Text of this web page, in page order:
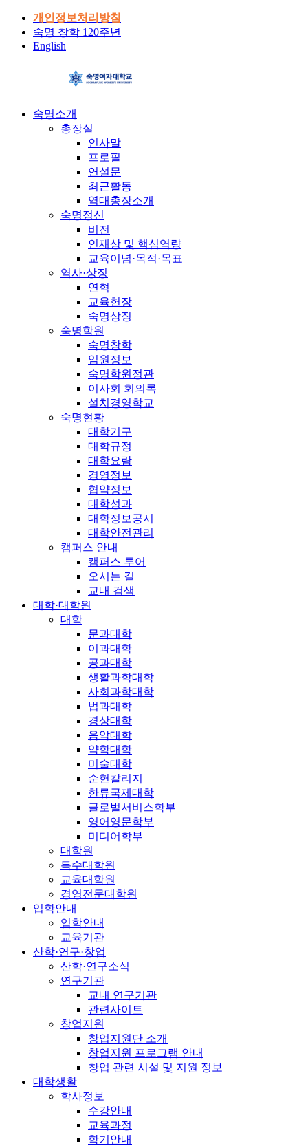
개인정보처리방침
숙명 창학 120주년
English
숙명소개
총장실
인사말
프로필
연설문
최근활동
역대총장소개
숙명정신
비전
인재상 및 핵심역량
교육이념·목적·목표
역사·상징
연혁
교육헌장
숙명상징
숙명학원
숙명창학
임원정보
숙명학원정관
이사회 회의록
설치경영학교
숙명현황
대학기구
대학규정
대학요람
경영정보
협약정보
대학성과
대학정보공시
대학안전관리
캠퍼스 안내
캠퍼스 투어
오시는 길
교내 검색
대학·대학원
대학
문과대학
이과대학
공과대학
생활과학대학
사회과학대학
법과대학
경상대학
음악대학
약학대학
미술대학
순헌칼리지
한류국제대학
글로벌서비스학부
영어영문학부
미디어학부
대학원
특수대학원
교육대학원
경영전문대학원
입학안내
입학안내
교육기관
산학·연구·창업
산학·연구소식
연구기관
교내 연구기관
관련사이트
창업지원
창업지원단 소개
창업지원 프로그램 안내
창업 관련 시설 및 지원 정보
대학생활
학사정보
수강안내
교육과정
학기안내